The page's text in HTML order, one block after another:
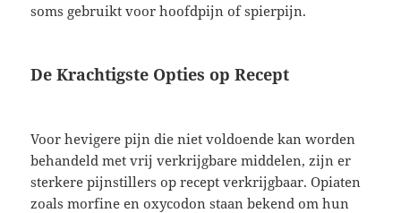
soms gebruikt voor hoofdpijn of spierpijn.
De Krachtigste Opties op Recept
Voor hevigere pijn die niet voldoende kan worden
behandeld met vrij verkrijgbare middelen, zijn er
sterkere pijnstillers op recept verkrijgbaar. Opiaten
zoals morfine en oxycodon staan bekend om hun